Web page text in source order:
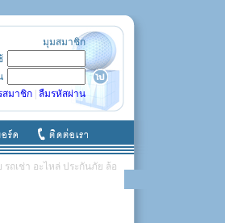
มุมสมาชิก
สมาชิก ลืมรหัสผ่าน
ถเช่า อะไหล่ ประกันภัย ล้อ